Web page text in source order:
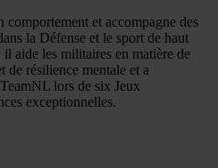
comportement et accompagne des
la Défense et le sport de haut
aide les militaires en matière de
de résilience mentale et a
lors de six Jeux
exceptionnelles.